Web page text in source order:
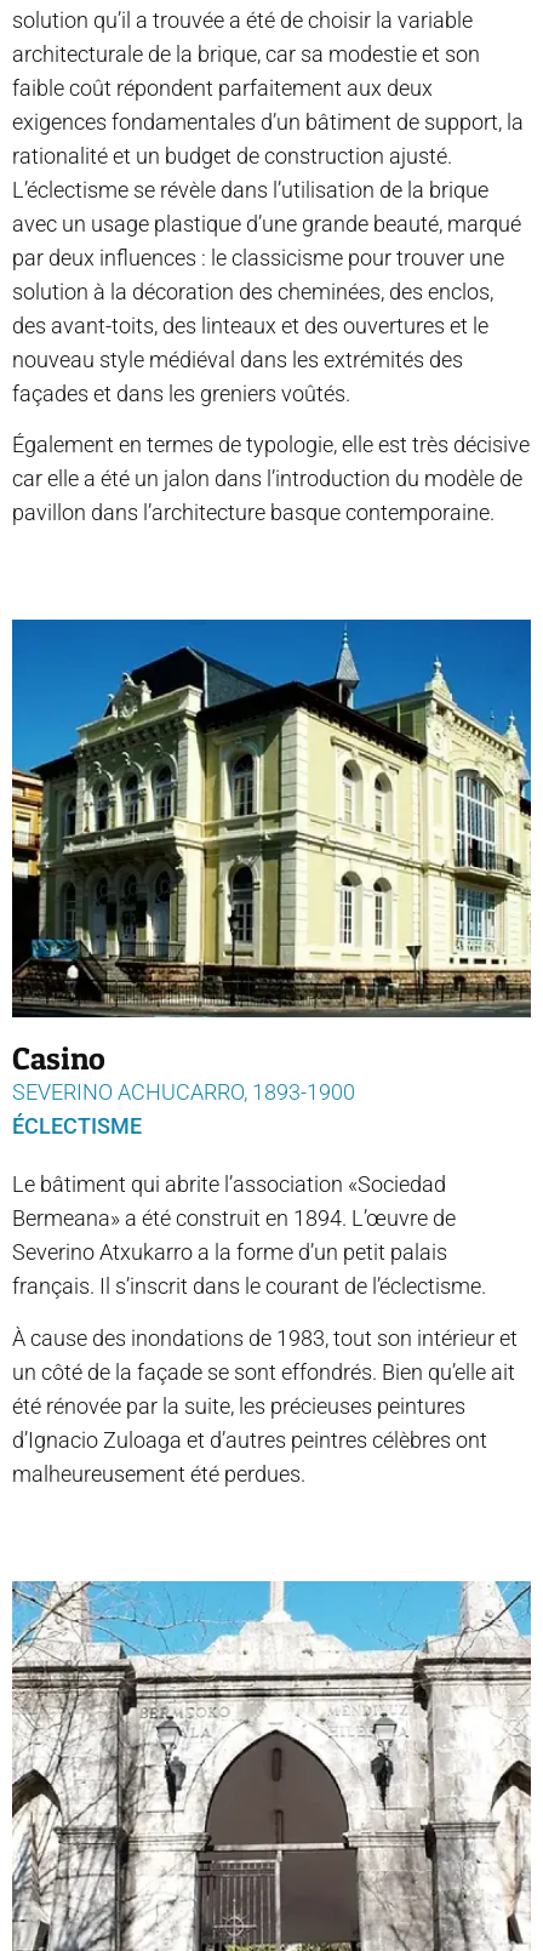
solution qu’il a trouvée a été de choisir la variable
architecturale de la brique, car sa modestie et son
faible coût répondent parfaitement aux deux
exigences fondamentales d’un bâtiment de support, la
rationalité et un budget de construction ajusté.
L’éclectisme se révèle dans l’utilisation de la brique
avec un usage plastique d’une grande beauté, marqué
par deux influences : le classicisme pour trouver une
solution à la décoration des cheminées, des enclos,
des avant-toits, des linteaux et des ouvertures et le
nouveau style médiéval dans les extrémités des
façades et dans les greniers voûtés.
Également en termes de typologie, elle est très décisive
car elle a été un jalon dans l’introduction du modèle de
pavillon dans l’architecture basque contemporaine.
Casino
SEVERINO ACHUCARRO, 1893-1900
ÉCLECTISME
Le bâtiment qui abrite l’association «Sociedad
Bermeana» a été construit en 1894. L’œuvre de
Severino Atxukarro a la forme d’un petit palais
français. Il s’inscrit dans le courant de l’éclectisme.
À cause des inondations de 1983, tout son intérieur et
un côté de la façade se sont effondrés. Bien qu’elle ait
été rénovée par la suite, les précieuses peintures
d’Ignacio Zuloaga et d’autres peintres célèbres ont
malheureusement été perdues.